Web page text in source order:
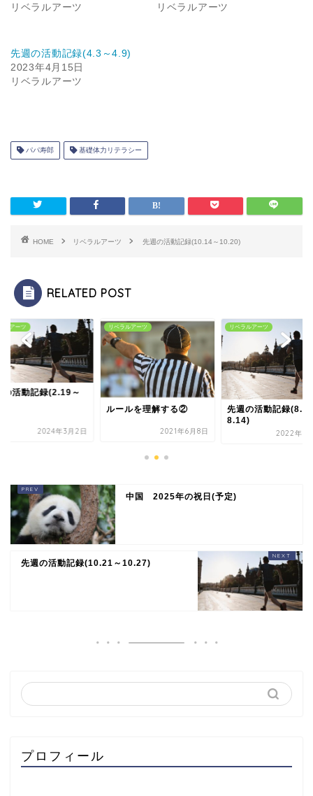
リベラルアーツ
リベラルアーツ
先週の活動記録(4.3～4.9)
2023年4月15日
リベラルアーツ
パパ寿郎 基礎体力リテラシー
HOME リベラルアーツ 先週の活動記録(10.14～10.20)
RELATED POST
ルアーツ
の活動記録(2.19～
2024年3月2日
リベラルアーツ
ルールを理解する②
2021年6月8日
リベラルアーツ
先週の活動記録(8.8
8.14)
2022年8
中国 2025年の祝日(予定)
先週の活動記録(10.21～10.27)
プロフィール